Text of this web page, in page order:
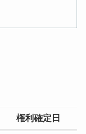
権利確定日